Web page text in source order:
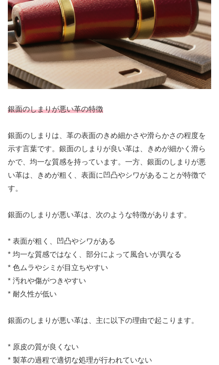
銀面のしまりが悪い革の特徴
銀面のしまりは、革の表面のきめ細かさや滑らかさの程度を
示す言葉です。銀面のしまりが良い革は、きめが細かく滑ら
かで、均一な質感を持っています。一方、銀面のしまりが悪
い革は、きめが粗く、表面に凹凸やシワがあることが特徴で
す。
銀面のしまりが悪い革は、次のような特徴があります。
* 表面が粗く、凹凸やシワがある
* 均一な質感ではなく、部分によって風合いが異なる
* 色ムラやシミが目立ちやすい
* 汚れや傷がつきやすい
* 耐久性が低い
銀面のしまりが悪い革は、主に以下の理由で起こります。
* 原皮の質が良くない
* 製革の過程で適切な処理が行われていない